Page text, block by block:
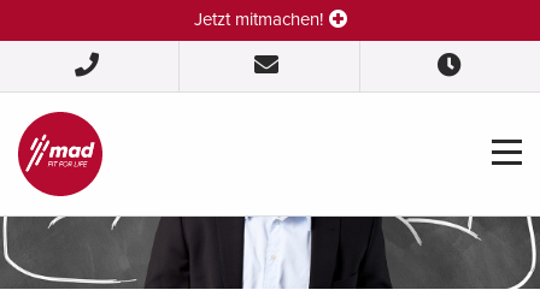
Jetzt mitmachen!